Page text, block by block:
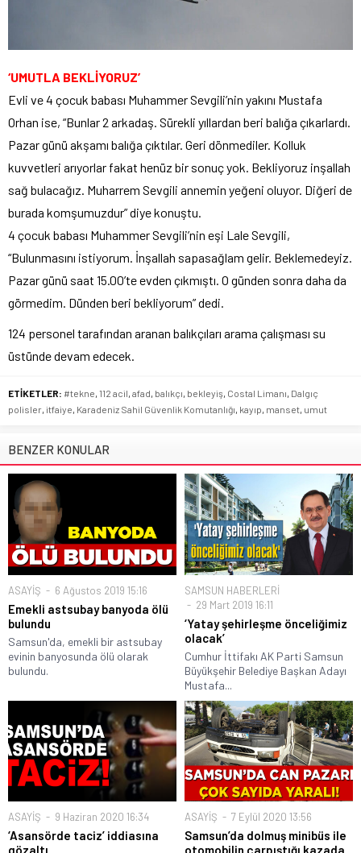
‘UMUTLA BEKLİYORUZ’
Evli ve 4 çocuk babası Muhammer Sevgili’nin yakını Mustafa
Orhan ise, “Bunlar 2 arkadaş. Sürekli yıllardan beri balığa çıkarlardı.
Pazar günü akşamı balığa çıktılar. Geri dönmediler. Kolluk
kuvvetleri arıyorlar fakat henüz bir sonuç yok. Bekliyoruz inşallah
sağ bulacağız. Muharrem Sevgili annemin yeğeni oluyor. Diğeri de
burada komşumuzdur” diye konuştu.
4 çocuk babası Muhammer Sevgili’nin eşi Lale Sevgili,
“Bulunmasını istiyorum. İnşallah sapasağlam gelir. Beklemedeyiz.
Pazar günü saat 15.00’te evden çıkmıştı. O günden sonra daha da
görmedim. Dünden beri bekliyorum” dedi.
124 personel tarafından aranan balıkçıları arama çalışması su
üstünde devam edecek.
ETİKETLER: #tekne, 112 acil, afad, balıkçı, bekleyiş, Costal Limanı, Dalgıç
polisler, itfaiye, Karadeniz Sahil Güvenlik Komutanlığı, kayıp, manset, umut
BENZER KONULAR
ASAYİŞ 6 Ağustos 2019 15:16
Emekli astsubay banyoda ölü
bulundu
Samsun'da, emekli bir astsubay
evinin banyosunda ölü olarak
bulundu.
SAMSUN HABERLERİ
29 Mart 2019 16:11
‘Yatay şehirleşme önceliğimiz
olacak’
Cumhur İttifakı AK Parti Samsun
Büyükşehir Belediye Başkan Adayı
Mustafa...
ASAYİŞ 9 Haziran 2020 16:34
‘Asansörde taciz’ iddiasına
gözaltı
ASAYİŞ 7 Eylül 2020 13:56
Samsun’da dolmuş minibüs ile
otomobilin çarpıştığı kazada